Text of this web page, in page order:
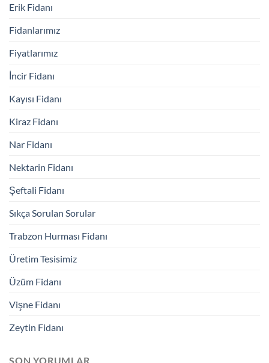
Erik Fidanı
Fidanlarımız
Fiyatlarımız
İncir Fidanı
Kayısı Fidanı
Kiraz Fidanı
Nar Fidanı
Nektarin Fidanı
Şeftali Fidanı
Sıkça Sorulan Sorular
Trabzon Hurması Fidanı
Üretim Tesisimiz
Üzüm Fidanı
Vişne Fidanı
Zeytin Fidanı
SON YORUMLAR